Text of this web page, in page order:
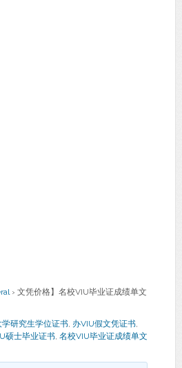
› 文凭价格】名校VIU毕业证成绩单文
研究生学位证书, 办VIU假文凭证书,
硕士毕业证书, 名校VIU毕业证成绩单文